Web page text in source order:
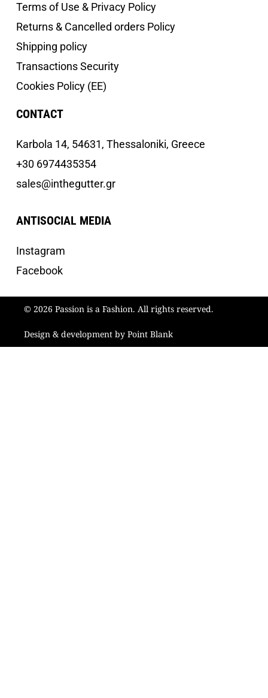
Terms of Use & Privacy Policy
Returns & Cancelled orders Policy
Shipping policy
Transactions Security
Cookies Policy (EE)
CONTACT
Κarbola 14, 54631, Thessaloniki, Greece
+30 6974435354
sales@inthegutter.gr
ANTISOCIAL MEDIA
Instagram
Facebook
© 2026 Passion is a Fashion. All rights reserved.
Design & development by Point Blank